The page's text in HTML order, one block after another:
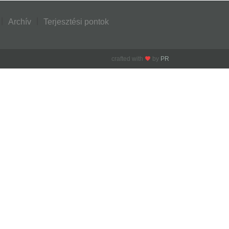
Archív Terjesztési pontok
crafted with by PR